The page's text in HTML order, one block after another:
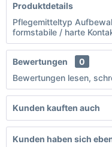
Produktdetails
Pflegemitteltyp
formstabile / harte
Bewertungen
0
Bewertungen lesen,
Kunden kauften auch
Kunden haben sich